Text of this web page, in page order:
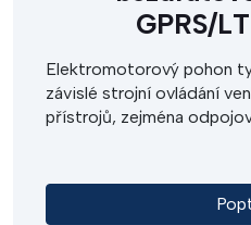
GPRS/
Elektromotorový pohon
závislé strojní ovládání
přístrojů, zejména
momenty pohonu zaručují
spínacích přístrojů i při